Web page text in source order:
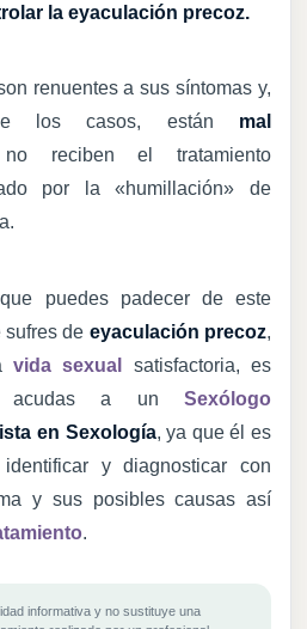
la eyaculación precoz.
renuentes a sus síntomas y,
los casos, están mal
reciben el tratamiento
por la «humillación» de
puedes padecer de este
sufres de eyaculación precoz,
vida sexual
satisfactoria, es
acudas a un
Sexólogo
en Sexología, ya que él es
y diagnosticar con
y sus posibles causas así
.
informativa y no sustituye una